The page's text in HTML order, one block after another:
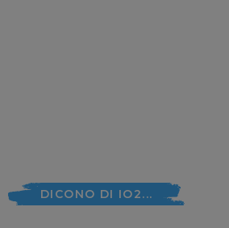
DICONO DI IO2...